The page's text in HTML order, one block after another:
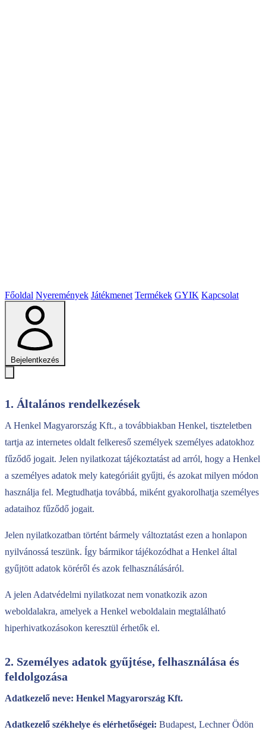
Főoldal Nyeremények Játékmenet Termékek GYIK Kapcsolat
Bejelentkezés
1. Általános rendelkezések
A Henkel Magyarország Kft., a továbbiakban Henkel, tiszteletben
tartja az internetes oldalt felkereső személyek személyes adatokhoz
fűződő jogait. Jelen nyilatkozat tájékoztatást ad arról, hogy a Henkel
a személyes adatok mely kategóriáit gyűjti, és azokat milyen módon
használja fel. Megtudhatja továbbá, miként gyakorolhatja személyes
adataihoz fűződő jogait.
Jelen nyilatkozatban történt bármely változtatást ezen a honlapon
nyilvánossá teszünk. Így bármikor tájékozódhat a Henkel által
gyűjtött adatok köréről és azok felhasználásáról.
A jelen Adatvédelmi nyilatkozat nem vonatkozik azon
weboldalakra, amelyek a Henkel weboldalain megtalálható
hiperhivatkozásokon keresztül érhetők el.
2. Személyes adatok gyűjtése, felhasználása és
feldolgozása
Adatkezelő neve: Henkel Magyarország Kft.
Adatkezelő székhelye és elérhetőségei: Budapest, Lechner Ödön